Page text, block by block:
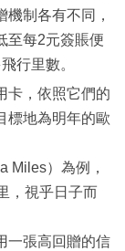
制各有不同，
至每2元簽賬便
行里數。
卡，依照它們的
標地為明年的歐
Miles）為例，
，視乎日子而
一張高回贈的信